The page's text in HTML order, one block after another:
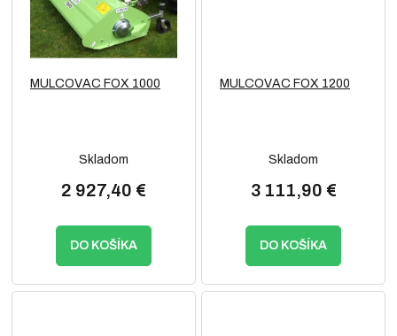
MULCOVAC FOX 1000
Skladom
2 927,40 €
DO KOŠÍKA
MULCOVAC FOX 1200
Skladom
3 111,90 €
DO KOŠÍKA